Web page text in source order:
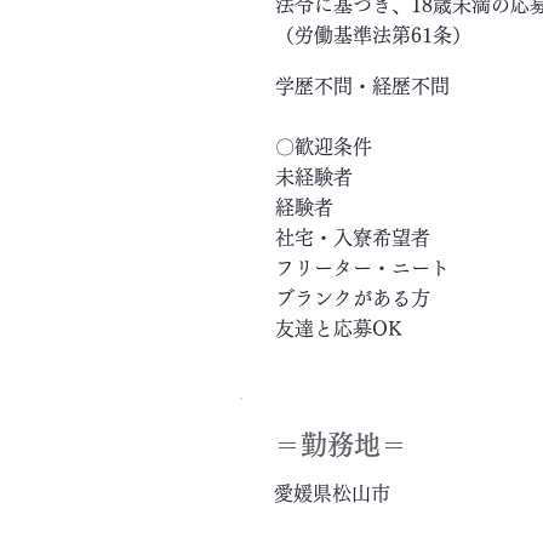
法令に基づき、18歳未満の応
（労働基準法第61条）
学歴不問・経歴不問
〇歓迎条件
未経験者
経験者
社宅・入寮希望者
フリーター・ニート
ブランクがある方
友達と応募OK
＝​勤務地＝
愛媛県松山市